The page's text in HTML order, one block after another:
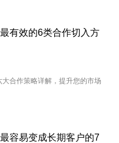
有效的6类合作切入方
合作策略详解，提升您的市场
容易变成长期客户的7